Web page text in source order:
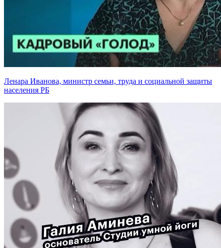
Ленара Иванова, министр семьи, труда и социальной защиты
населения РБ